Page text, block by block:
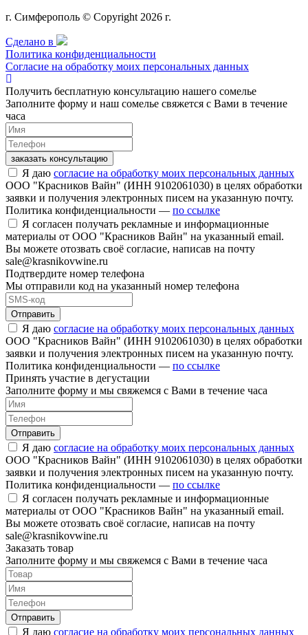
г. Симферополь © Copyright 2026 г.
Сделано в
Политика конфиденциальности
Согласие на обработку моих персональных данных
Получить бесплатную консультацию нашего сомелье
Заполните форму и наш сомелье свяжется с Вами в течение
часа
заказать консультацию
Я даю согласие на обработку моих персональных данных
ООО "Красников Вайн" (ИНН 9102061030) в целях обработки
заявки и получения электронных писем на указанную почту.
Политика конфиденциальности — по ссылке
Я согласен получать рекламные и информационные
материалы от ООО "Красников Вайн" на указанный email.
Вы можете отозвать своё согласие, написав на почту
sale@krasnikovwine.ru
Подтвердите номер телефона
Мы отправили код на указанный номер телефона
Отправить
Я даю согласие на обработку моих персональных данных
ООО "Красников Вайн" (ИНН 9102061030) в целях обработки
заявки и получения электронных писем на указанную почту.
Политика конфиденциальности — по ссылке
Принять участие в дегустации
Заполните форму и мы свяжемся с Вами в течение часа
Отправить
Я даю согласие на обработку моих персональных данных
ООО "Красников Вайн" (ИНН 9102061030) в целях обработки
заявки и получения электронных писем на указанную почту.
Политика конфиденциальности — по ссылке
Я согласен получать рекламные и информационные
материалы от ООО "Красников Вайн" на указанный email.
Вы можете отозвать своё согласие, написав на почту
sale@krasnikovwine.ru
Заказать товар
Заполните форму и мы свяжемся с Вами в течение часа
Отправить
Я даю согласие на обработку моих персональных данных